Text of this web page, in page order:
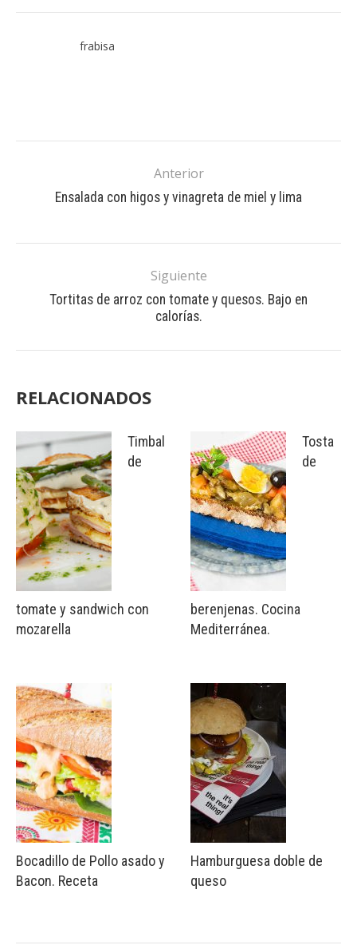
frabisa
Anterior
Ensalada con higos y vinagreta de miel y lima
Siguiente
Tortitas de arroz con tomate y quesos. Bajo en
calorías.
RELACIONADOS
Timbal
de
tomate y sandwich con
mozarella
Bocadillo de Pollo asado y
Bacon. Receta
Tosta
de
berenjenas. Cocina
Mediterránea.
Hamburguesa doble de
queso